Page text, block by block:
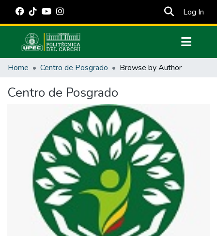
Log In
Communities & Collections
Estadísticas Externas
Home Centro de Posgrado Browse by Author
Centro de Posgrado